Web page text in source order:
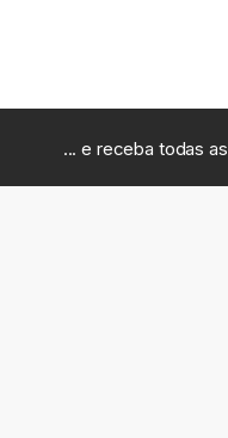
... e receba todas as